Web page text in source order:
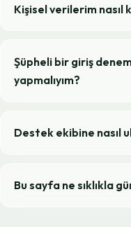
Kişisel verilerim nasıl
Şüpheli bir giriş
yapmalıyım?
Destek ekibine nasıl
Bu sayfa ne sıklıkla